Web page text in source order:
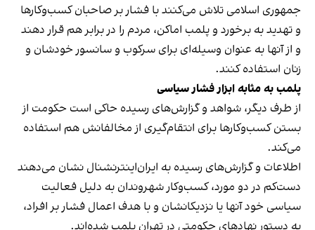
جمهوری اسلامی تلاش می‌کنند با فشار بر صاحبان کسب‌وکارها
و تهدید به برخورد و پلمب اماکن، مردم را در برابر هم قرار دهند
و از آنها به عنوان وسیله‌ای برای سرکوب و سانسور خودشان و
زنان استفاده کنند.
پلمب به مثابه ابزار فشار سیاسی
از طرف دیگر، شواهد و گزارش‌های رسیده حاکی است حکومت از
بستن کسب‌وکارها برای انتقام‌گیری از مخالفانش هم استفاده
می‌کند.
اطلاعات و گزارش‌های رسیده به ایران‌اینترنشنال نشان می‌دهند
دست‌کم در دو مورد، کسب‌وکار شهروندان به دلیل فعالیت
سیاسی خود آنها یا نزدیکانشان و با هدف اعمال فشار بر افراد،
به دستور نهادهای حکومتی در تهران پلمب شده‌اند.